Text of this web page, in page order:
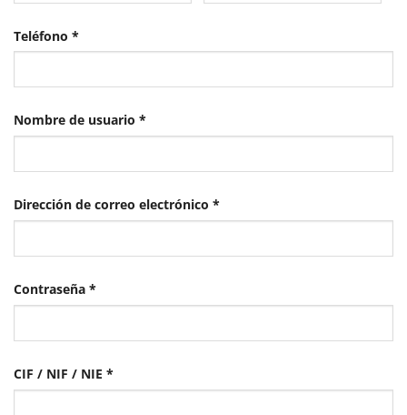
Teléfono *
Nombre de usuario *Obligatorio
Dirección de correo electrónico *Obligatorio
Contraseña *Obligatorio
CIF / NIF / NIE *